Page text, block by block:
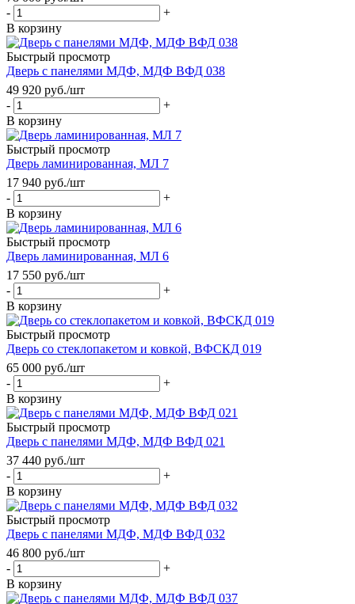
-
+
В корзину
Быстрый просмотр
Дверь с панелями МДФ, МДФ ВФД 038
49 920 руб./шт
-
+
В корзину
Быстрый просмотр
Дверь ламинированная, МЛ 7
17 940 руб./шт
-
+
В корзину
Быстрый просмотр
Дверь ламинированная, МЛ 6
17 550 руб./шт
-
+
В корзину
Быстрый просмотр
Дверь со стеклопакетом и ковкой, ВФСКД 019
65 000 руб./шт
-
+
В корзину
Быстрый просмотр
Дверь с панелями МДФ, МДФ ВФД 021
37 440 руб./шт
-
+
В корзину
Быстрый просмотр
Дверь с панелями МДФ, МДФ ВФД 032
46 800 руб./шт
-
+
В корзину